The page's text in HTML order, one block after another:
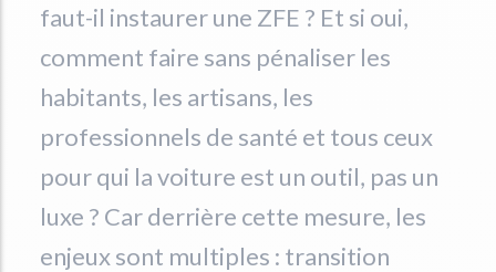
faut-il instaurer une ZFE ? Et si oui,
comment faire sans pénaliser les
habitants, les artisans, les
professionnels de santé et tous ceux
pour qui la voiture est un outil, pas un
luxe ? Car derrière cette mesure, les
enjeux sont multiples : transition